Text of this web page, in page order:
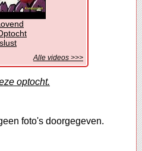
Alle videos >>>
optocht.
foto's doorgegeven.